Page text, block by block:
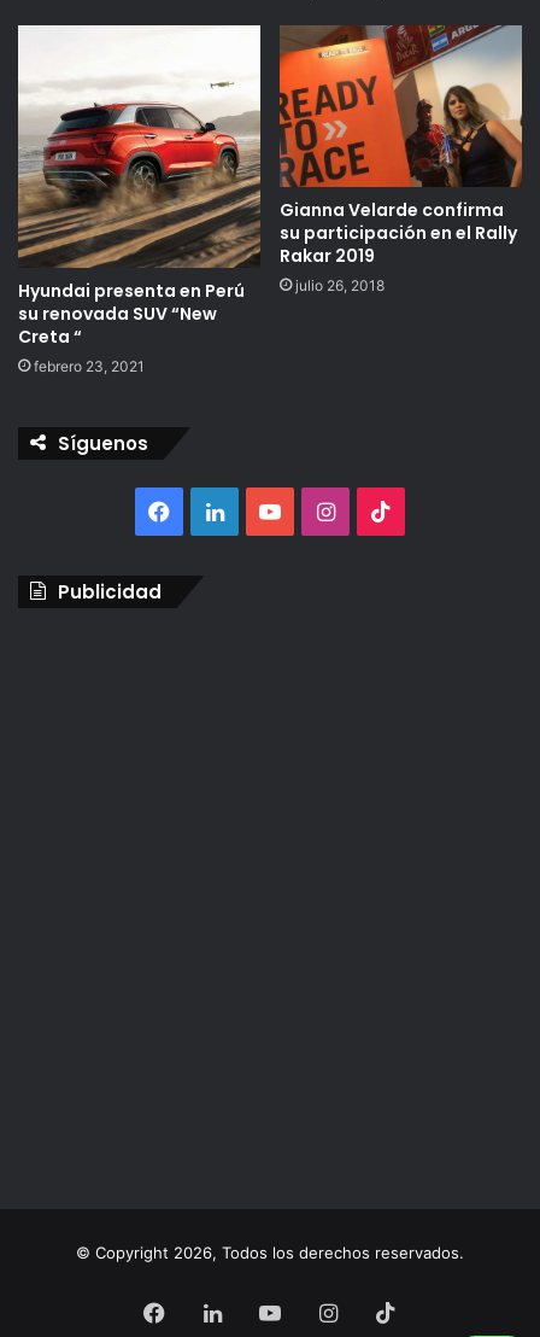
Hyundai presenta en Perú
su renovada SUV “New
Creta “
febrero 23, 2021
Gianna Velarde confirma
su participación en el Rally
Rakar 2019
julio 26, 2018
Síguenos
Facebook
LinkedInYouTubeInstagram
Publicidad
© Copyright 2026, Todos los derechos reservados.
Facebook
LinkedInYouTubeInstagram